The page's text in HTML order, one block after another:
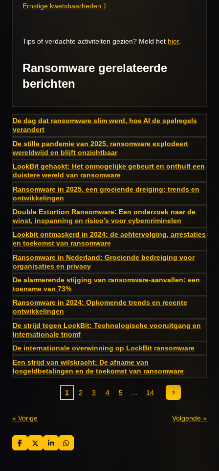
Ernstige kwetsbaarheden 》
Tips of verdachte activiteiten gezien? Meld het hier.
Ransomware gerelateerde
berichten
De dag dat ransomware slim werd, hoe AI de spelregels
verandert
De stille pandemie van 2025, ransomware explodeert
wereldwijd en blijft onzichtbaar
LockBit gehackt: Het onmogelijke gebeurt en onthult een
duistere wereld van ransomware
Ransomware in 2025, een groeiende dreiging: trends en
ontwikkelingen
Double Extortion Ransomware: Een onderzoek naar de
winst, inspanning en risico’s voor cybercriminelen
Lockbit ontmaskerd in 2024: de achtervolging, arrestaties
en toekomst van ransomware
Ransomware in Nederland: Groeiende bedreiging voor
organisaties en privacy
De alarmerende stijging van ransomware-aanvallen: een
toename van 73%
Ransomware in 2024: Opkomende trends en recente
ontwikkelingen
De strijd tegen LockBit: Technologische vooruitgang en
Internationale triomf
De internationale overwinning op LockBit ransomware
Een strijd van wilskracht: De afname van
losgeldbetalingen en de toekomst van ransomware
1 2 3 4 5 14
« Vorige Volgende »
D
e
D
e
S
h
D
e